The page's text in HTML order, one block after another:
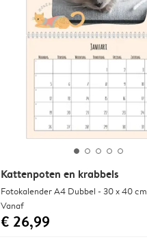
Kattenpoten en krabbels
Fotokalender A4 Dubbel - 30 x 40 cm
Vanaf
€ 26,99